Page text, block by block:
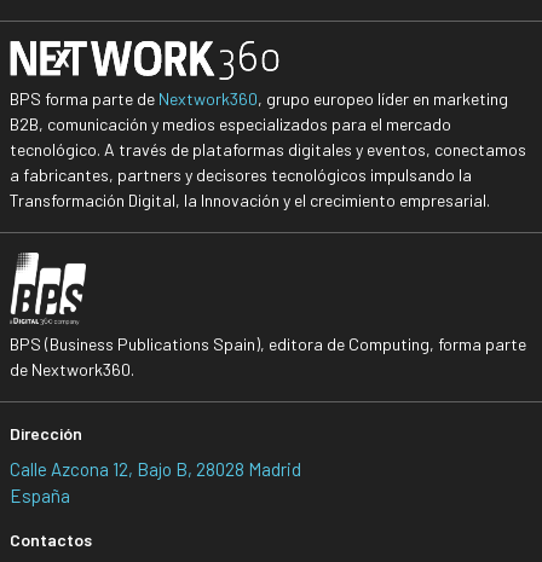
BPS forma parte de Nextwork360, grupo europeo líder en marketing
B2B, comunicación y medios especializados para el mercado
tecnológico. A través de plataformas digitales y eventos, conectamos
a fabricantes, partners y decisores tecnológicos impulsando la
Transformación Digital, la Innovación y el crecimiento empresarial.
BPS (Business Publications Spain), editora de Computing, forma parte
de Nextwork360.
Dirección
Calle Azcona 12, Bajo B, 28028 Madrid
España
Contactos